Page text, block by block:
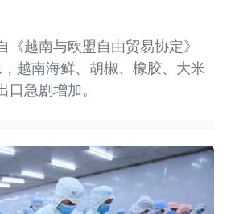
《越南与欧盟自由贸易协定》
，越南海鲜、胡椒、橡胶、大米
急剧增加。